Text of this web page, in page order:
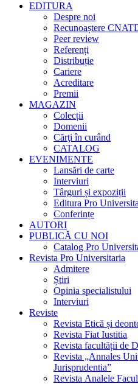
EDITURA
Despre noi
Recunoaștere
Peer review
Referenți
Distribuție
Cariere
Acreditare
Premii
MAGAZIN
Colecții
Domenii
Cărţi în curând
CATALOG
EVENIMENTE
Lansări de carte
Interviuri
Târguri și expoziții
Editura Pro
Conferințe
AUTORI
PUBLICĂ CU NOI
Catalog Pro
Revista Pro Universitaria
Admitere
Știri
Opinia specialistului
Interviuri
Reviste
Revista Etică și
Revista Fiat Iustitia
Revista facultății de
Revista „Annales
Jurisprudentia”
Revista Analele